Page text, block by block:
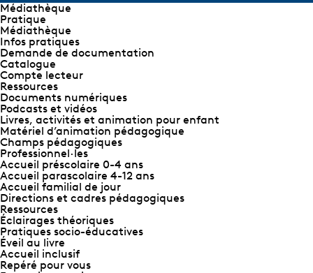
Médiathèque
Pratique
Médiathèque
Infos pratiques
Demande de documentation
Catalogue
Compte lecteur
Ressources
Documents numériques
Podcasts et vidéos
Livres, activités et animation pour enfant
Matériel d’animation pédagogique
Champs pédagogiques
Professionnel∙les
Accueil préscolaire 0-4 ans
Accueil parascolaire 4-12 ans
Accueil familial de jour
Directions et cadres pédagogiques
Ressources
Éclairages théoriques
Pratiques socio-éducatives
Éveil au livre
Accueil inclusif
Repéré pour vous